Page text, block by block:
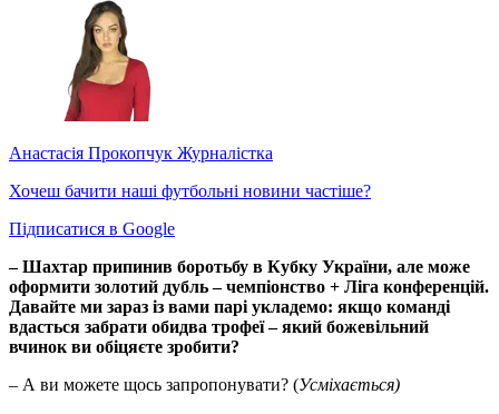
Анастасія Прокопчук Журналістка
Хочеш бачити наші футбольні новини частіше?
Підписатися в Google
– Шахтар припинив боротьбу в Кубку України, але може
оформити золотий дубль – чемпіонство + Ліга конференцій.
Давайте ми зараз із вами парі укладемо: якщо команді
вдасться забрати обидва трофеї – який божевільний
вчинок ви обіцяєте зробити?
– А ви можете щось запропонувати? (Усміхається)